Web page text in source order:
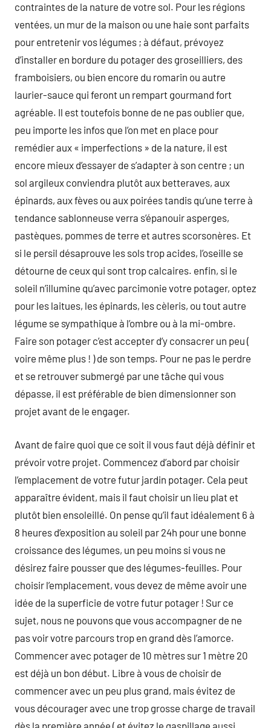
contraintes de la nature de votre sol. Pour les régions
ventées, un mur de la maison ou une haie sont parfaits
pour entretenir vos légumes ; à défaut, prévoyez
d’installer en bordure du potager des groseilliers, des
framboisiers, ou bien encore du romarin ou autre
laurier-sauce qui feront un rempart gourmand fort
agréable. Il est toutefois bonne de ne pas oublier que,
peu importe les infos que l’on met en place pour
remédier aux « imperfections » de la nature, il est
encore mieux d’essayer de s’adapter à son centre ; un
sol argileux conviendra plutôt aux betteraves, aux
épinards, aux fèves ou aux poirées tandis qu’une terre à
tendance sablonneuse verra s’épanouir asperges,
pastèques, pommes de terre et autres scorsonères. Et
si le persil désaprouve les sols trop acides, l’oseille se
détourne de ceux qui sont trop calcaires. enfin, si le
soleil n’illumine qu’avec parcimonie votre potager, optez
pour les laitues, les épinards, les cèleris, ou tout autre
légume se sympathique à l’ombre ou à la mi-ombre.
Faire son potager c’est accepter d’y consacrer un peu (
voire même plus ! ) de son temps. Pour ne pas le perdre
et se retrouver submergé par une tâche qui vous
dépasse, il est préférable de bien dimensionner son
projet avant de le engager.
Avant de faire quoi que ce soit il vous faut déjà définir et
prévoir votre projet. Commencez d’abord par choisir
l’emplacement de votre futur jardin potager. Cela peut
apparaître évident, mais il faut choisir un lieu plat et
plutôt bien ensoleillé. On pense qu’il faut idéalement 6 à
8 heures d’exposition au soleil par 24h pour une bonne
croissance des légumes, un peu moins si vous ne
désirez faire pousser que des légumes-feuilles. Pour
choisir l’emplacement, vous devez de même avoir une
idée de la superficie de votre futur potager ! Sur ce
sujet, nous ne pouvons que vous accompagner de ne
pas voir votre parcours trop en grand dès l’amorce.
Commencer avec potager de 10 mètres sur 1 mètre 20
est déjà un bon début. Libre à vous de choisir de
commencer avec un peu plus grand, mais évitez de
vous décourager avec une trop grosse charge de travail
dès la première année ( et évitez le gaspillage aussi,